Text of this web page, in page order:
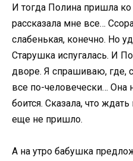
И тогда Полина пришла
рассказала мне все…
слабенькая, конечно. Но
Старушка испугалась. И
дворе. Я спрашиваю, где,
все по-человечески… Она
боится. Сказала, что
еще не пришло.
А на утро бабушка